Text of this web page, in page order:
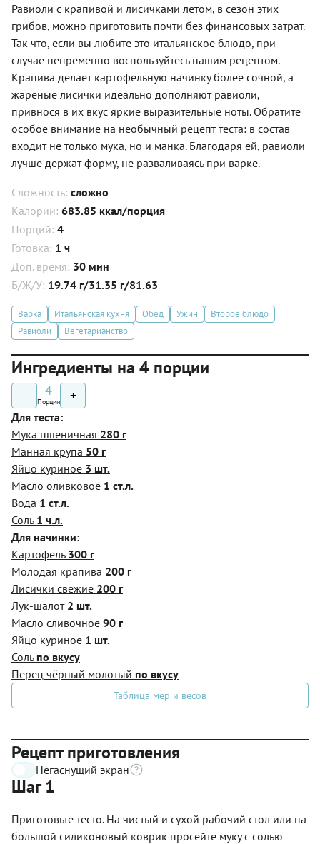
Равиоли с крапивой и лисичками летом, в сезон этих
грибов, можно приготовить почти без финансовых затрат.
Так что, если вы любите это итальянское блюдо, при
случае непременно воспользуйтесь нашим рецептом.
Крапива делает картофельную начинку более сочной, а
жареные лисички идеально дополняют равиоли,
привнося в их вкус яркие выразительные ноты. Обратите
особое внимание на необычный рецепт теста: в состав
входит не только мука, но и манка. Благодаря ей, равиоли
лучше держат форму, не разваливаясь при варке.
Сложность: сложно
Калории: 683.85 ккал/порция
Порций: 4
Готовка: 1 ч
Доп. время: 30 мин
Б/Ж/У: 19.74 г/31.35 г/81.63
Варка Итальянская кухня Обед Ужин
Второе блюдо
Равиоли
Вегетарианство
Ингредиенты на 4 порции
- 4
Порции +
Для теста:
Мука пшеничная 280 г
Манная крупа 50 г
Яйцо куриное 3 шт.
Масло оливковое 1 ст.л.
Вода 1 ст.л.
Соль 1 ч.л.
Для начинки:
Картофель 300 г
Молодая крапива 200 г
Лисички свежие 200 г
Лук-шалот 2 шт.
Масло сливочное 90 г
Яйцо куриное 1 шт.
Соль по вкусу
Перец чёрный молотый по вкусу
Таблица мер и весов
Рецепт приготовления
Негаснущий экран
Шаг 1
Приготовьте тесто. На чистый и сухой рабочий стол или на
большой силиконовый коврик просейте муку с солью